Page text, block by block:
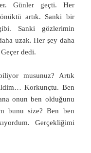
Günler geçti. Her
artık. Sanki bir
Sanki gözlerimin
uzak. Her şey daha
dedi.
musunuz? Artık
Korkunçtu. Ben
onun ben olduğunu
bunu size? Ben ben
Gerçekliğimi